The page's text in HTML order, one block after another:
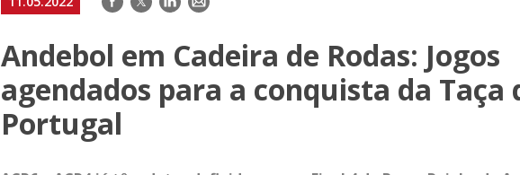
Andebol em Cadeira de Rodas: Jogos
agendados para a conquista da Taça
Portugal